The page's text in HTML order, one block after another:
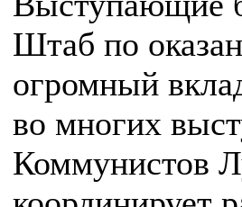
Штаб по
огромный
во многих
Коммунистов